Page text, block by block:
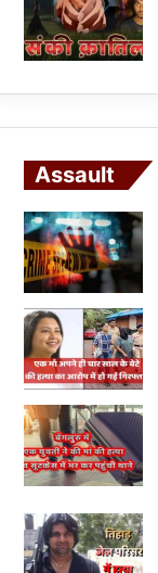
Assault